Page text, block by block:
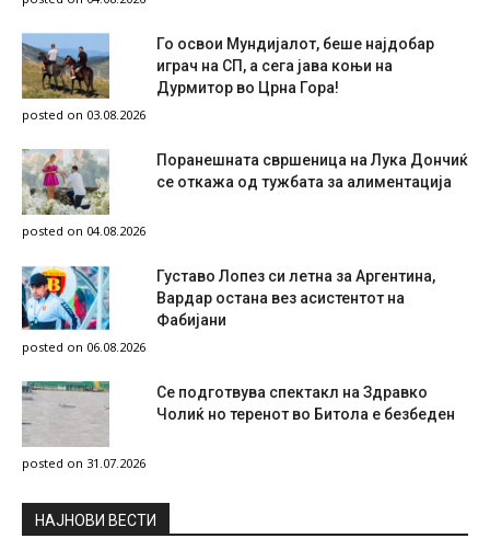
Го освои Мундијалот, беше најдобар
играч на СП, а сега јава коњи на
Дурмитор во Црна Гора!
posted on 03.08.2026
Поранешната свршеница на Лука Дончиќ
се откажа од тужбата за алиментација
posted on 04.08.2026
Густаво Лопез си летна за Аргентина,
Вардар остана вез асистентот на
Фабијани
posted on 06.08.2026
Се подготвува спектакл на Здравко
Чолиќ но теренот во Битола е безбеден
posted on 31.07.2026
НAЈНОВИ ВЕСТИ